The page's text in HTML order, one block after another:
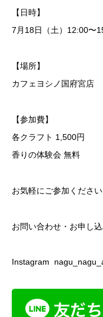
【日時】
7月18日（土）12:00〜
【場所】
カフェヨシノ国府宮店
【参加費】
各クラフト 1,500円
香りの体験会 無料
お気軽にご参加ください
お問い合わせ・お申し
Instagram